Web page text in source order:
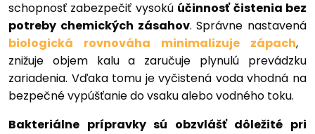
schopnosť zabezpečiť vysokú účinnosť čistenia bez
potreby chemických zásahov. Správne nastavená
biologická rovnováha minimalizuje zápach,
znižuje objem kalu a zaručuje plynulú prevádzku
zariadenia. Vďaka tomu je vyčistená voda vhodná na
bezpečné vypúšťanie do vsaku alebo vodného toku.
Bakteriálne prípravky sú obzvlášť dôležité pri